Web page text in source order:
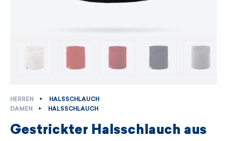
HERREN
HALSSCHLAUCH
DAMEN
HALSSCHLAUCH
Gestrickter Halsschlauch aus